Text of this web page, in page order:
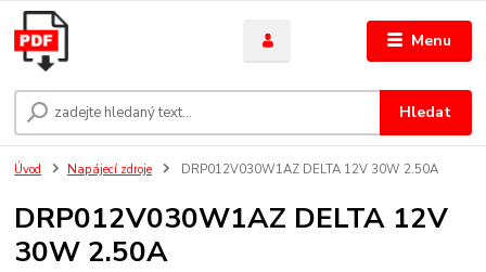
Menu
Hledat
Úvod Napájecí zdroje DRP012V030W1AZ DELTA 12V 30W 2.50A
DRP012V030W1AZ DELTA 12V
30W 2.50A